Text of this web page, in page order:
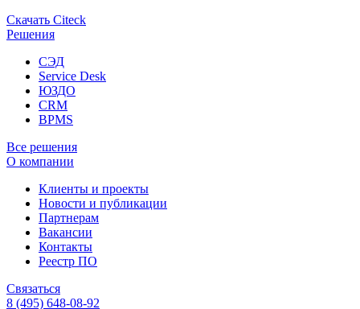
Скачать Citeck
Решения
СЭД
Service Desk
ЮЗДО
CRM
BPMS
Все решения
О компании
Клиенты и проекты
Новости и публикации
Партнерам
Вакансии
Контакты
Реестр ПО
Связаться
8 (495) 648-08-92